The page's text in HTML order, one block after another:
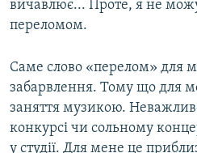
вичавлює... Проте, я не
переломом.
Саме слово «перелом» для
забарвлення. Тому що для
заняття музикою.
конкурсі чи сольному
у студії. Для мене це